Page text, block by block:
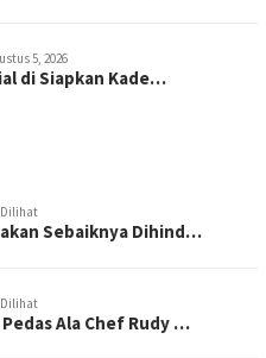
5, 2026
di Siapkan Kade…
Dilihat
Sebaiknya Dihind…
Dilihat
Ala Chef Rudy …